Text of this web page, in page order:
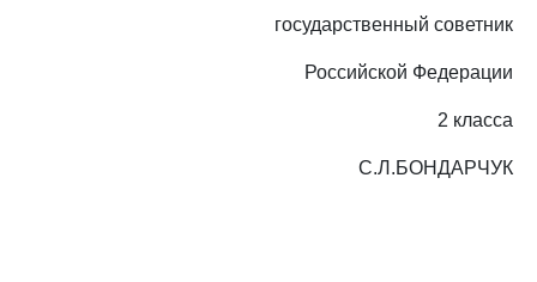
государственный советник
Российской Федерации
2 класса
С.Л.БОНДАРЧУК